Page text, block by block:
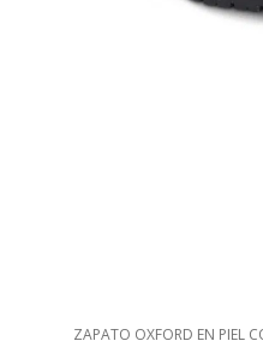
ZAPATO OXFORD EN PIEL